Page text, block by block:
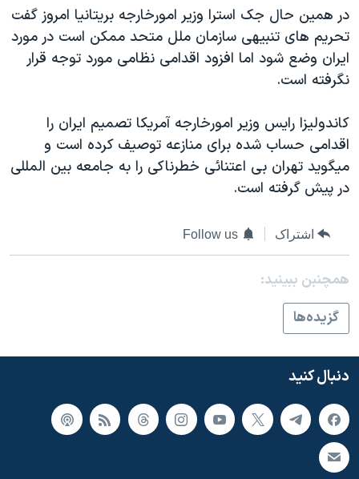
دادگاه حمید نوری
چهل سال گروگان‌گیری
قانون شفافیت دارائی کادر رهبری ایران
اسرائیل در جنگ
نرگس محمدی برنده جایزه نوبل صلح
همایش محافظه‌کاران آمریکا «سی‌پک»
سفر پرزیدنت ترامپ به چین
در همين حال جک استرا وزير امورخارجه بريتانيا امروز گفت
تحريم های تنبيهی سازمان ملل متحد ممکن است در مورد
ايران وضع شود اما افزود اقدامی نظامی مورد توجه قرار
نگرفته است.
کاندوليزا رايس وزير امورخارجه آمريکا تصميم ايران را
اقدامی حساب شده برای منازعه توصيف کرده است و
ميگويد تهران بی اعتنائی خطرناکی را به جامعه بين المللی
در پيش گرفته است.
اشتراک Follow us
همچنبن ببینید:
گزيده‌ها
دنبال کنید